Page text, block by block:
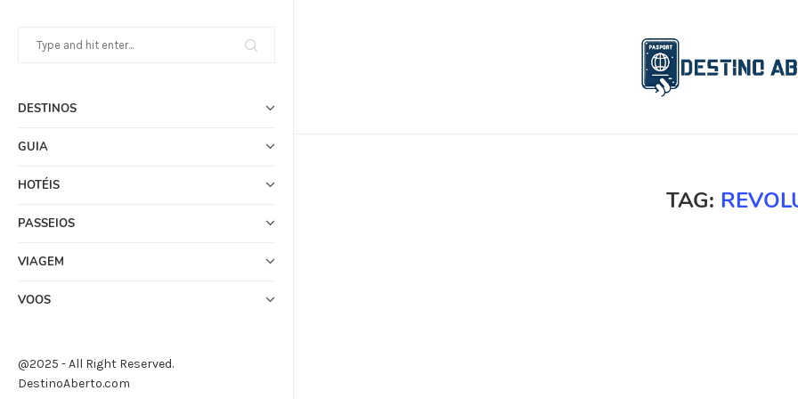
DESTINOS
GUIA
HOTÉIS
PASSEIOS
VIAGEM
VOOS
@2025 - All Right Reserved.
DestinoAberto.com
TAG: